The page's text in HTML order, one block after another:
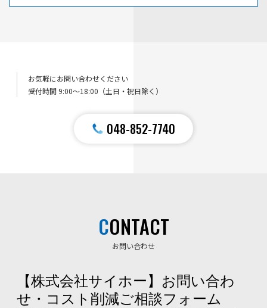
お気軽にお問い合わせください
受付時間 9:00〜18:00（土日・祝日除く）
048-852-7740
CONTACT
お問い合わせ